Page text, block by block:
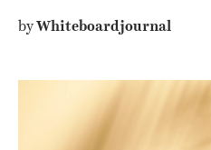
byWhiteboardjournal